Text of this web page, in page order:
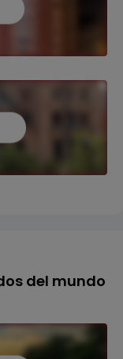
del mundo